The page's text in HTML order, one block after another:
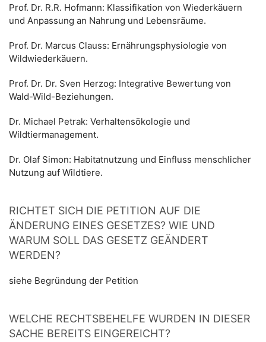
Prof. Dr. R.R. Hofmann: Klassifikation von Wiederkäuern
und Anpassung an Nahrung und Lebensräume.
Prof. Dr. Marcus Clauss: Ernährungsphysiologie von
Wildwiederkäuern.
Prof. Dr. Dr. Sven Herzog: Integrative Bewertung von
Wald-Wild-Beziehungen.
Dr. Michael Petrak: Verhaltensökologie und
Wildtiermanagement.
Dr. Olaf Simon: Habitatnutzung und Einfluss menschlicher
Nutzung auf Wildtiere.
RICHTET SICH DIE PETITION AUF DIE
ÄNDERUNG EINES GESETZES? WIE UND
WARUM SOLL DAS GESETZ GEÄNDERT
WERDEN?
siehe Begründung der Petition
WELCHE RECHTSBEHELFE WURDEN IN DIESER
SACHE BEREITS EINGEREICHT?